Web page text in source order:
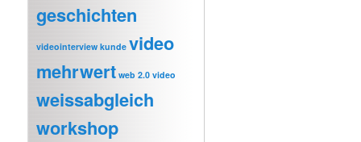
geschichten
videointerview kunde video
mehrwert web 2.0 video
weissabgleich
workshop